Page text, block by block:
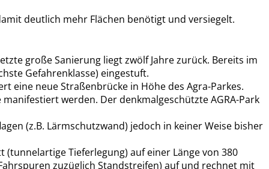
deutlich mehr Flächen benötigt und versiegelt.
große Sanierung liegt zwölf Jahre zurück. Bereits im
Gefahrenklasse) eingestuft.
eine neue Straßenbrücke in Höhe des Agra-Parkes.
werden. Der denkmalgeschützte AGRA-Park
(z.B. Lärmschutzwand) jedoch in keiner Weise bisher
Tieferlegung) auf einer Länge von 380
zuzüglich Standstreifen) auf und rechnet mit